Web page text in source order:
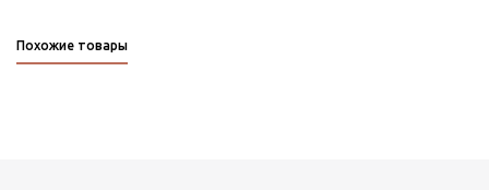
Похожие товары